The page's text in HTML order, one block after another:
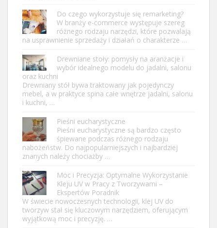
Do czego wykorzystuje się remarketing?
W branży e-commerce występuje szereg
różnego rodzaju narzędzi, które pozwalają
na usprawnienie sprzedaży i działań o charakterze …
Drewniane stoły: pomysły na aranżacje i
wybór idealnego modelu do jadalni, salonu
oraz kuchni
Drewniany stół bywa traktowany jak pojedynczy
mebel, a w praktyce spina całe wnętrze jadalni, salonu
i kuchni, …
Pieśni eucharystyczne
Pieśni eucharystyczne są bardzo często
śpiewane podczas różnego rodzaju
nabożeństw. Do najpopularniejszych i najbardziej
znanych należy chociażby …
Moc i Precyzja: Optymalne Wykorzystanie
Kleju UV w Pracy z Tworzywami –
Ekspertów Poradnik
W świecie nowoczesnych technologii, klej UV do
tworzyw stał się kluczowym narzędziem, oferującym
wyjątkową moc i precyzję. …